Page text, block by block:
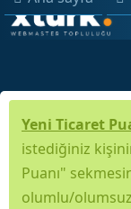
Yeni Ticaret
istediğiniz
Puanı"
olumlu/